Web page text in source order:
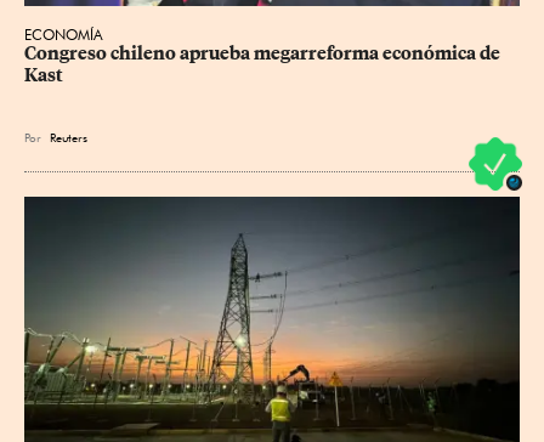
ECONOMÍA
Congreso chileno aprueba megarreforma económica de
Kast
Por Reuters